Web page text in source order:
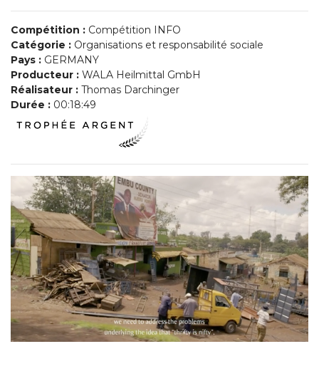
Compétition : Compétition INFO
Catégorie : Organisations et responsabilité sociale
Pays : GERMANY
Producteur : WALA Heilmittal GmbH
Réalisateur : Thomas Darchinger
Durée : 00:18:49